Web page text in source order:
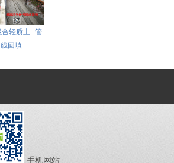
合轻质土--管
线回填
手机网站